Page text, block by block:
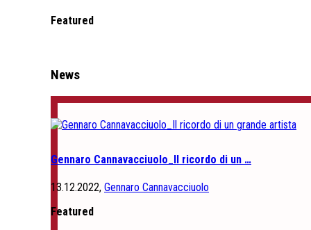
Featured
News
Gennaro Cannavacciuolo_Il ricordo di un …
13.12.2022, Gennaro Cannavacciuolo
Featured